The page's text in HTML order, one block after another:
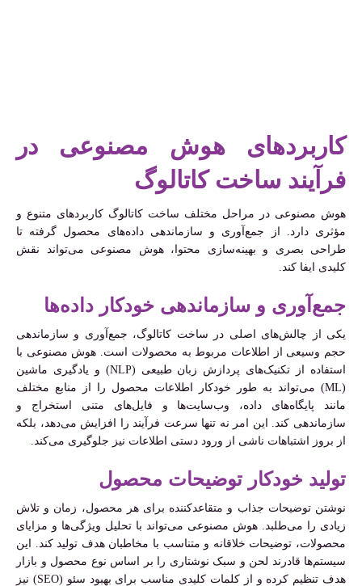
کاربردهای هوش مصنوعی در
فرآیند ساخت کاتالوگ
هوش مصنوعی در مراحل مختلف ساخت کاتالوگ کاربردهای متنوع و
مؤثری دارد. از جمع‌آوری و سازماندهی داده‌های محصول گرفته تا
طراحی بصری و بهینه‌سازی محتوا، هوش مصنوعی می‌تواند نقش
کلیدی ایفا کند.
جمع‌آوری و سازماندهی خودکار داده‌ها
یکی از چالش‌های اصلی در ساخت کاتالوگ، جمع‌آوری و سازماندهی
حجم وسیعی از اطلاعات مربوط به محصولات است. هوش مصنوعی با
استفاده از تکنیک‌های پردازش زبان طبیعی (NLP) و یادگیری ماشین
(ML) می‌تواند به طور خودکار اطلاعات محصول را از منابع مختلف
مانند پایگاه‌های داده، وب‌سایت‌ها و فایل‌های متنی استخراج و
سازماندهی کند. این امر نه تنها سرعت فرآیند را افزایش می‌دهد، بلکه
از بروز اشتباهات ناشی از ورود دستی اطلاعات نیز جلوگیری می‌کند.
تولید خودکار توضیحات محصول
نوشتن توضیحات جذاب و متقاعدکننده برای هر محصول، زمان و تلاش
زیادی را می‌طلبد. هوش مصنوعی می‌تواند با تحلیل ویژگی‌ها و مزایای
محصولات، توضیحات خلاقانه و متناسب با مخاطبان هدف تولید کند. این
سیستم‌ها قادرند لحن و سبک نوشتاری را بر اساس نوع محصول و بازار
هدف تنظیم کرده و از کلمات کلیدی مناسب برای بهبود سئو (SEO) نیز